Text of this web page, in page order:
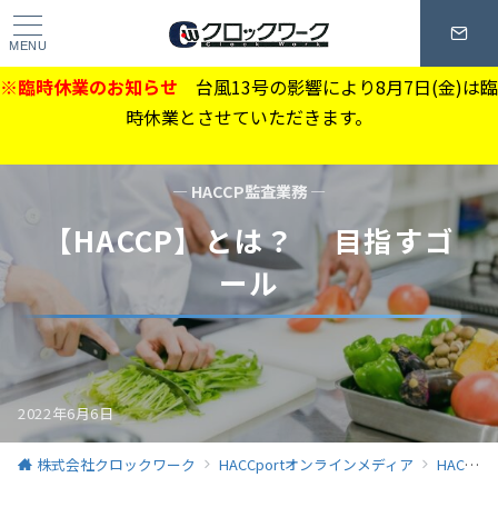
※臨時休業のお知らせ 台風13号の影響により8月7日(金)は臨
時休業とさせていただきます。
MENU
— HACCP監査業務 —
【HACCP】とは？ 目指すゴ
ール
2022年6月6日
株式会社クロックワーク HACCportオンラインメディア HACCP監査業務